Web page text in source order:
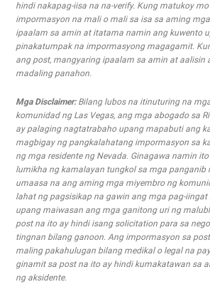
hindi nakapag-iisa na na-verify. Kung matukoy
impormasyon na mali o mali sa isa sa aming
ipaalam sa amin at itatama namin ang kuwento
pinakatumpak na impormasyong magagamit.
ang post, mangyaring ipaalam sa amin at aalisin
madaling panahon.
Mga Disclaimer:Bilang lubos na itinuturing na
komunidad ng Las Vegas, ang mga abogado sa
ay palaging nagtatrabaho upang mapabuti ang
magbigay ng pangkalahatang impormasyon sa
ng mga residente ng Nevada. Ginagawa namin
lumikha ng kamalayan tungkol sa mga panganib
umaasa na ang aming mga miyembro ng
lahat ng pagsisikap na gawin ang mga pag-
upang maiwasan ang mga ganitong uri ng
post na ito ay hindi isang solicitation para sa
tingnan bilang ganoon. Ang impormasyon sa
maling pakahulugan bilang medikal o legal na
ginamit sa post na ito ay hindi kumakatawan sa
ng aksidente.